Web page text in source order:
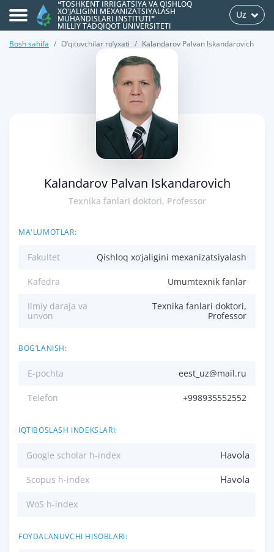
❝TOSHKENT IRRIGATSIYA VA QISHLOQ
XO'JALIGINI MEXANIZATSIYALASH
MUHANDISLARI INSTITUTI❞
MILLIY TADQIQOT UNIVERSITETI
Uz
Bosh sahifa O‘qituvchilar ro‘yxati Kalandarov Palvan Iskandarovich
Kalandarov Palvan Iskandarovich
Texnika fanlari doktori, Professor
MA'LUMOTLAR:
Fakultet Qishloq xo‘jaligini mexanizatsiyalash
Kafedra Umumtexnik fanlar
Ilmiy daraja va
unvon
Texnika fanlari doktori,
Professor
BOG‘LANISH:
E-pochta eest_uz@mail.ru
Telefon +998935552552
IQTIBOSLASH INDEKSLARI:
Google scholar h-index Havola
Scopus h-index Havola
WoS h-index
FOYDALANUVCHI HISOBLARI: